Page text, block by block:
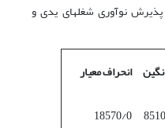
نوآوری شغلهای یدی و
انحراف معیار
18570/0